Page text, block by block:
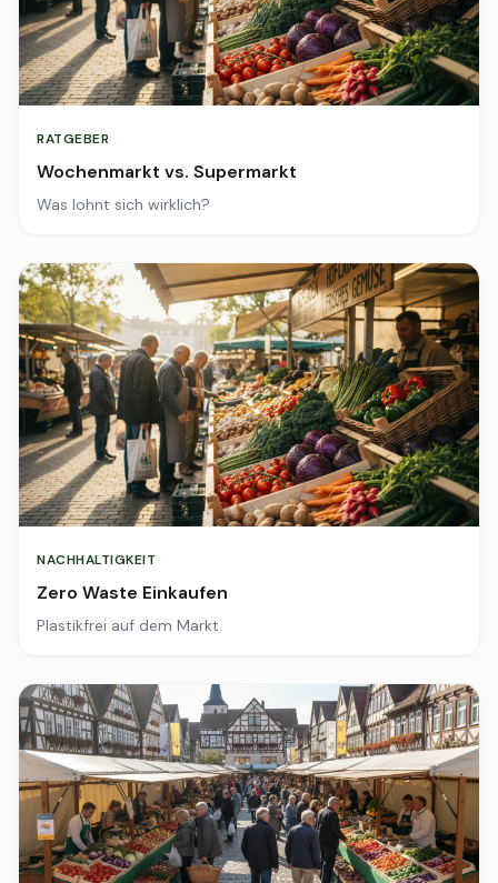
RATGEBER
Wochenmarkt vs. Supermarkt
Was lohnt sich wirklich?
NACHHALTIGKEIT
Zero Waste Einkaufen
Plastikfrei auf dem Markt.